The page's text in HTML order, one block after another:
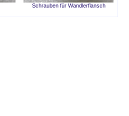
Schrauben für Wandlerflansch